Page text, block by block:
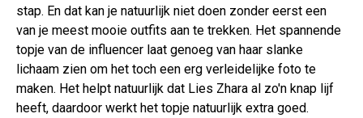
stap. En dat kan je natuurlijk niet doen zonder eerst een
van je meest mooie outfits aan te trekken. Het spannende
topje van de influencer laat genoeg van haar slanke
lichaam zien om het toch een erg verleidelijke foto te
maken. Het helpt natuurlijk dat Lies Zhara al zo'n knap lijf
heeft, daardoor werkt het topje natuurlijk extra goed.